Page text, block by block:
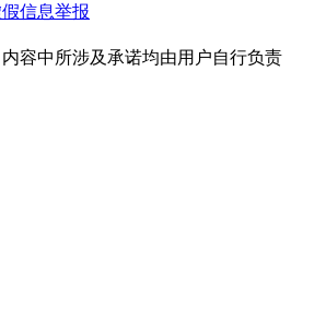
信息举报
容中所涉及承诺均由用户自行负责